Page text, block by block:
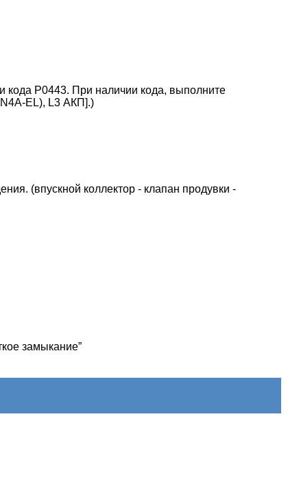
кода P0443. При наличии кода, выполните
EL), L3 АКП].)
(впускной коллектор - клапан продувки -
замыкание”